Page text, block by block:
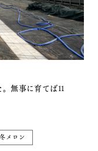
無事に育てば11
メロン